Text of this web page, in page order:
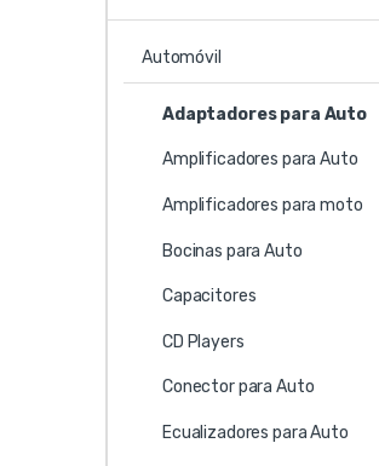
Automóvil
Adaptadores para Auto
Amplificadores para Auto
Amplificadores para moto
Bocinas para Auto
Capacitores
CD Players
Conector para Auto
Ecualizadores para Auto